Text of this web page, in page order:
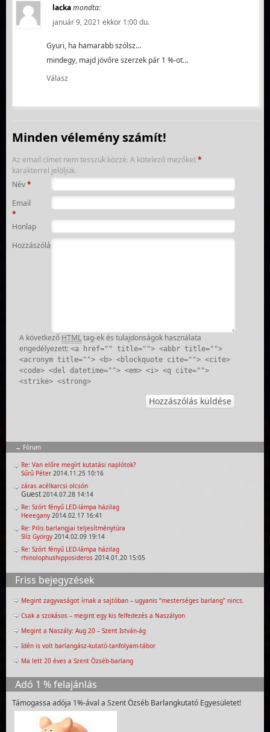
lackamondta:
január 9, 2021 ekkor 1:00 du.
Gyuri, ha hamarabb szólsz…
mindegy, majd jövőre szerzek pár 1 %-ot…
Válasz
Minden vélemény számít!
Az email címet nem tesszük közzé. A kötelező mezőket*
karakterrel jelöljük.
Név*
Email
*
Honlap
Hozzászólás
A következő HTMLtag-ek és tulajdonságok használata
engedélyezett: <a href="" title=""> <abbr title="">
<acronym title=""> <b> <blockquote cite=""> <cite>
<code> <del datetime=""> <em> <i> <q cite="">
<strike> <strong>
Fórum
Re: Van előre megírt kutatási naplótok?
Sűrű Péter 2014.11.25 10:16
záras acélkarcsi olcsón
Guest 2014.07.28 14:14
Re: Szórt fényű LED-lámpa házilag
Heeegany 2014.02.17 16:41
Re: Pilis barlangjai teljesítménytúra
Slíz György 2014.02.09 19:14
Re: Szórt fényű LED-lámpa házilag
rhinolophushipposideros 2014.01.20 15:05
Friss bejegyzések
Megint zagyvaságot írnak a sajtóban – ugyanis “mesterséges barlang” nincs.
Csak a szokásos – megint egy kis felfedezés a Naszályon
Megint a Naszály: Aug 20 – Szent István-ág
Idén is volt barlangász-kutató-tanfolyam-tábor
Ma lett 20 éves a Szent Özséb-barlang
Adó 1 % felajánlás
Támogassa adója 1%-ával a Szent Özséb Barlangkutató Egyesületet!